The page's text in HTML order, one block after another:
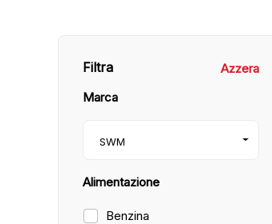
Filtra
Azzera
Marca
SWM
Alimentazione
Benzina